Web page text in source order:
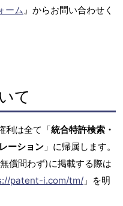
ーム』からお問い合わせく
て
利は全て「統合特許検索・
ーション 」に帰属します。
償問わず)に掲載する際は
patent-i.com/tm/ 」を明